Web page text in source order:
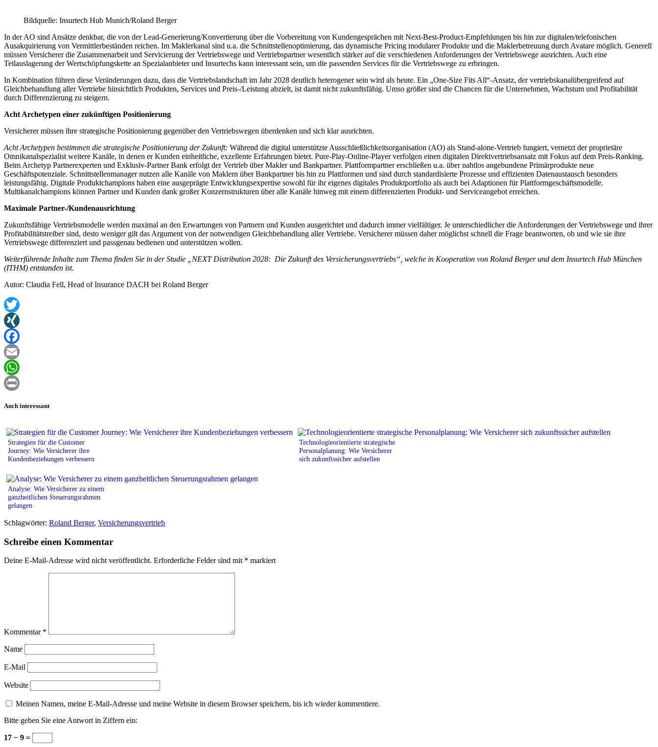
Bildquelle: Insurtech Hub Munich/Roland Berger
In der AO sind Ansätze denkbar, die von der Lead-Generierung/Konvertierung über die Vorbereitung von Kundengesprächen mit Next-Best-Product-Empfehlungen bis hin zur digitalen/telefonischen
Ausakquirierung von Vermittlerbeständen reichen. Im Maklerkanal sind u.a. die Schnittstellenoptimierung, das dynamische Pricing modularer Produkte und die Maklerbetreuung durch Avatare möglich. Generell
müssen Versicherer die Zusammenarbeit und Servicierung der Vertriebswege und Vertriebspartner wesentlich stärker auf die verschiedenen Anforderungen der Vertriebswege ausrichten. Auch eine
Teilauslagerung der Wertschöpfungskette an Spezialanbieter und Insurtechs kann interessant sein, um die passenden Services für die Vertriebswege zu erbringen.
In Kombination führen diese Veränderungen dazu, dass die Vertriebslandschaft im Jahr 2028 deutlich heterogener sein wird als heute. Ein „One-Size Fits All“-Ansatz, der vertriebskanalübergreifend auf
Gleichbehandlung aller Vertriebe hinsichtlich Produkten, Services und Preis-/Leistung abzielt, ist damit nicht zukunftsfähig. Umso größer sind die Chancen für die Unternehmen, Wachstum und Profitabilität
durch Differenzierung zu steigern.
Acht Archetypen einer zukünftigen Positionierung
Versicherer müssen ihre strategische Positionierung gegenüber den Vertriebswegen überdenken und sich klar ausrichten.
Acht Archetypen bestimmen die strategische Positionierung der Zukunft: Während die digital unterstützte Ausschließlichkeitsorganisation (AO) als Stand-alone-Vertrieb fungiert, vernetzt der proprietäre
Omnikanalspezialist weitere Kanäle, in denen er Kunden einheitliche, exzellente Erfahrungen bietet. Pure-Play-Online-Player verfolgen einen digitalen Direktvertriebsansatz mit Fokus auf dem Preis-Ranking.
Beim Archetyp Partnerexperten und Exklusiv-Partner Bank erfolgt der Vertrieb über Makler und Bankpartner. Plattformpartner erschließen u.a. über nahtlos angebundene Primärprodukte neue
Geschäftspotenziale. Schnittstellenmanager nutzen alle Kanäle von Maklern über Bankpartner bis hin zu Plattformen und sind durch standardisierte Prozesse und effizienten Datenaustausch besonders
leistungsfähig. Digitale Produktchampions haben eine ausgeprägte Entwicklungsexpertise sowohl für ihr eigenes digitales Produktportfolio als auch bei Adaptionen für Plattformgeschäftsmodelle.
Multikanalchampions können Partner und Kunden dank großer Konzernstrukturen über alle Kanäle hinweg mit einem differenzierten Produkt- und Serviceangebot erreichen.
Maximale Partner-/Kundenausrichtung
Zukunftsfähige Vertriebsmodelle werden maximal an den Erwartungen von Partnern und Kunden ausgerichtet und dadurch immer vielfältiger. Je unterschiedlicher die Anforderungen der Vertriebswege und ihrer
Profitabilitätstreiber sind, desto weniger gilt das Argument von der notwendigen Gleichbehandlung aller Vertriebe. Versicherer müssen daher möglichst schnell die Frage beantworten, ob und wie sie ihre
Vertriebswege differenziert und passgenau bedienen und unterstützen wollen.
Weiterführende Inhalte zum Thema finden Sie in der Studie „NEXT Distribution 2028: Die Zukunft des Versicherungsvertriebs“, welche in Kooperation von Roland Berger und dem Insurtech Hub München
(ITHM) entstanden ist.
Autor: Claudia Fell, Head of Insurance DACH bei Roland Berger
Twitter
XING
Facebook
Email
WhatsApp
Auch interessant
Strategien für die Customer
Journey: Wie Versicherer ihre
Kundenbeziehungen verbessern
Technologieorientierte strategische
Personalplanung: Wie Versicherer
sich zukunftssicher aufstellen
Analyse: Wie Versicherer zu einem
ganzheitlichen Steuerungsrahmen
gelangen
Schlagwörter: Roland Berger, Versicherungsvertrieb
Schreibe einen Kommentar
Deine E-Mail-Adresse wird nicht veröffentlicht. Erforderliche Felder sind mit * markiert
Kommentar *
Name
E-Mail
Website
Meinen Namen, meine E-Mail-Adresse und meine Website in diesem Browser speichern, bis ich wieder kommentiere.
Bitte geben Sie eine Antwort in Ziffern ein:
17 − 9 =